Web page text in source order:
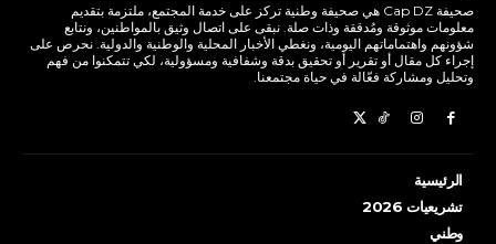
صحيفة Cap DZ هي صحيفة وطنية تركز على خدمة المجتمع، ملتزمة بتقديم
معلومات موثوقة ومُدققة وذات صلة. نبقى على اتصال وثيق بالمواطنين، ونتابع
شؤونهم واهتماماتهم اليومية، ونغطي الأخبار المحلية والوطنية والدولية. نحرص على
إجراء كل مقال أو تقرير أو تحقيق بدقة وشفافية ومسؤولية، لكي تتمكنوا من فهم
وتحليل ومشاركة فعّالة في حياة مجتمعنا.
الرئيسية
تشريعيات 2026
وطني